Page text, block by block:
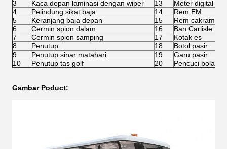
3 Kaca depan laminasi dengan wiper 13
Meter digital
4
Pelindung sikat baja 14
Rem EM
5
Keranjang baja depan 15
Rem cakram
6
Cermin spion dalam 16
Ban Carlisle
7
Cermin spion samping 17
Kotak es
8
Penutup 18
Botol pasir
9
Penutup sinar matahari 19
Garu pasir
10
Penutup tas golf 20 Pencuci bola
Gambar Poduct: